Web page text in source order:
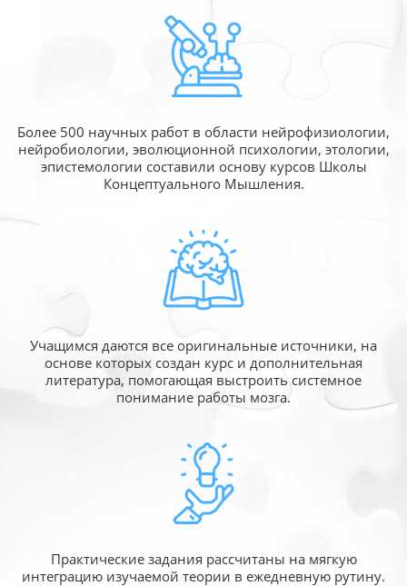
Более 500 научных работ в области нейрофизиологии,
нейробиологии, эволюционной психологии, этологии,
эпистемологии составили основу курсов Школы
Концептуального Мышления.
Учащимся даются все оригинальные источники, на
основе которых создан курс и дополнительная
литература, помогающая выстроить системное
понимание работы мозга.
Практические задания рассчитаны на мягкую
интеграцию изучаемой теории в ежедневную рутину.